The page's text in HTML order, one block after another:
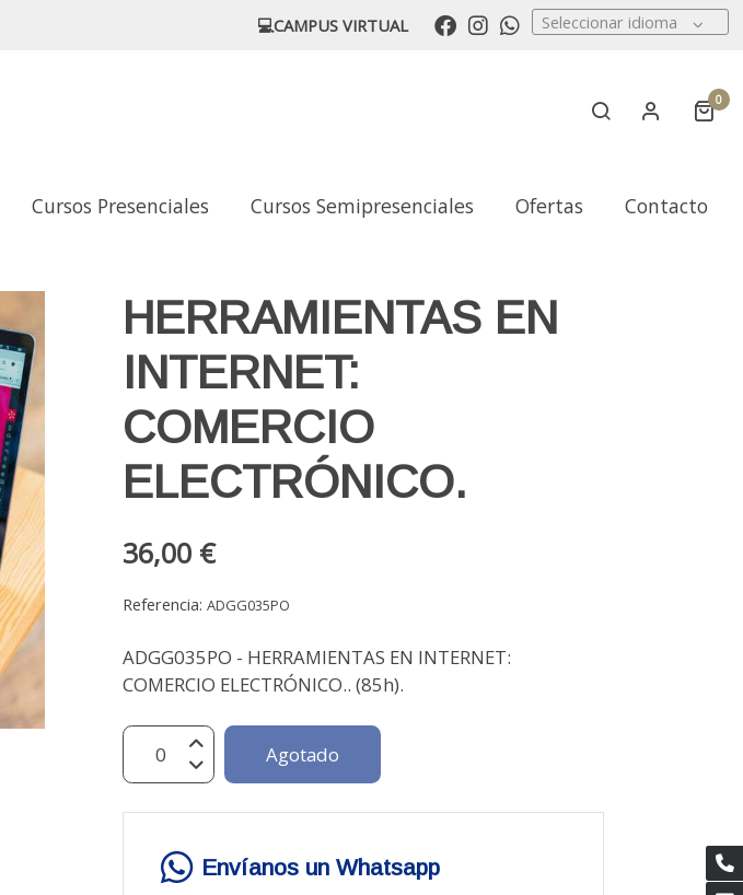
💻CAMPUS VIRTUAL Seleccionar idioma
0
Cursos Presenciales Cursos Semipresenciales Ofertas Contacto
HERRAMIENTAS EN
INTERNET:
COMERCIO
ELECTRÓNICO.
36,00 €
Referencia:ADGG035PO
ADGG035PO - HERRAMIENTAS EN INTERNET:
COMERCIO ELECTRÓNICO.. (85h).
Agotado
Envíanos un Whatsapp